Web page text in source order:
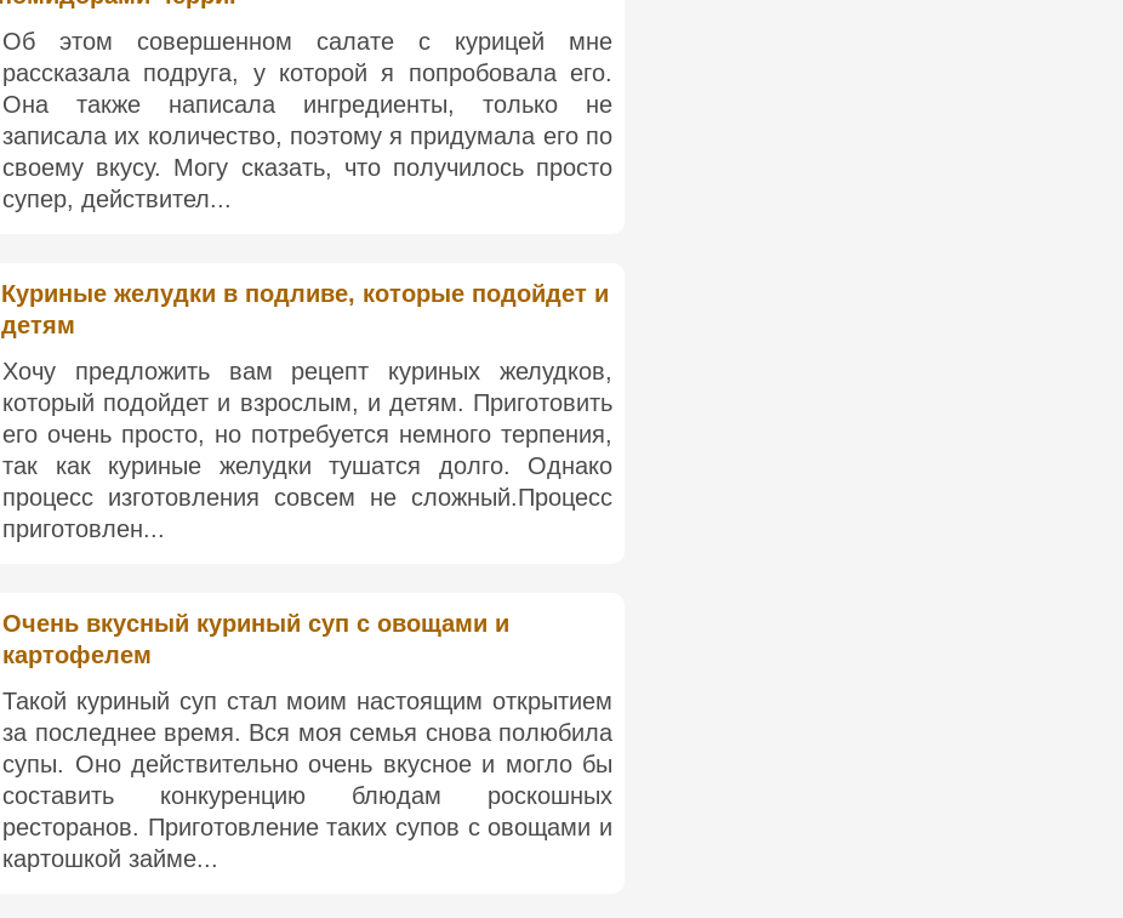
Об этом совершенном салате с курицей мне
рассказала подруга, у которой я попробовала его.
Она также написала ингредиенты, только не
записала их количество, поэтому я придумала его по
своему вкусу. Могу сказать, что получилось просто
супер, действител...
Куриные желудки в подливе, которые подойдет и
детям
Хочу предложить вам рецепт куриных желудков,
который подойдет и взрослым, и детям. Приготовить
его очень просто, но потребуется немного терпения,
так как куриные желудки тушатся долго. Однако
процесс изготовления совсем не сложный.Процесс
приготовлен...
Очень вкусный куриный суп с овощами и
картофелем
Такой куриный суп стал моим настоящим открытием
за последнее время. Вся моя семья снова полюбила
супы. Оно действительно очень вкусное и могло бы
составить конкуренцию блюдам роскошных
ресторанов. Приготовление таких супов с овощами и
картошкой займе...